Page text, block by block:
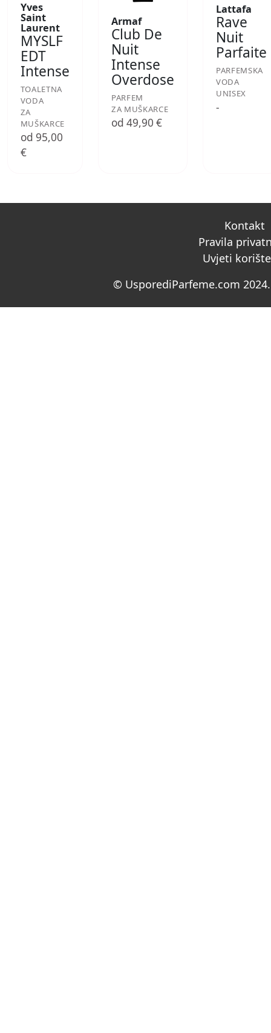
Yves
Saint
Laurent
MYSLF
EDT
Intense
TOALETNA
VODA
ZA
MUŠKARCE
od 95,00
€
Armaf
Club De
Nuit
Intense
Overdose
PARFEM
ZA MUŠKARCE
od 49,90 €
Lattafa
Rave
Nuit
Parfaite
PARFEMSKA
VODA
UNISEX
-
Kontakt
Pravila
Uvjeti
© UsporediParfeme.com